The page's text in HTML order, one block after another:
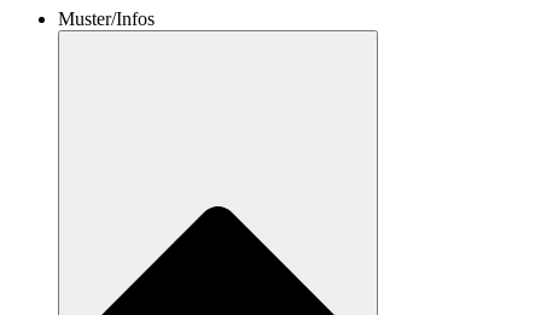
Muster/Infos